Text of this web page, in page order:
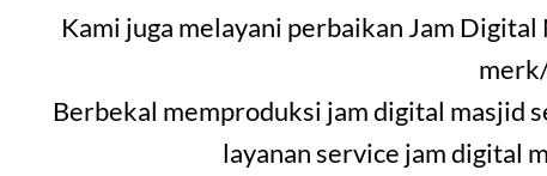
Kami juga melayani perbaikan Jam
Berbekal memproduksi jam digital masjid
layanan service jam digital